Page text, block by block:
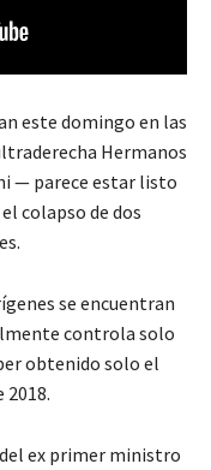
este domingo en las
Hermanos
— parece estar listo
colapso de dos
se encuentran
controla solo
obtenido solo el
2018.
ex primer ministro